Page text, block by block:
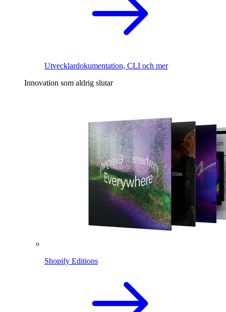
Utvecklardokumentation, CLI och mer
Innovation som aldrig slutar
Shopify Editions